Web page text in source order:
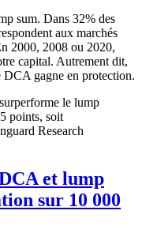
sum. Dans 32% des
aux marchés
2000, 2008 ou 2020,
capital. Autrement dit,
gagne en protection.
le lump
points, soit
Research
et lump
sur 10 000